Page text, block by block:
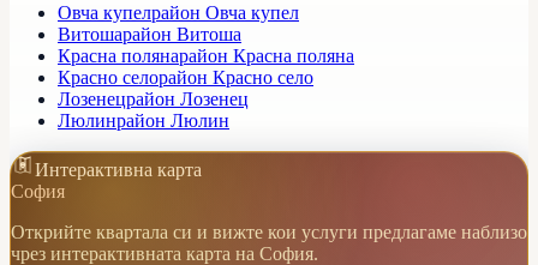
Овча купелрайон Овча купел
Витошарайон Витоша
Красна полянарайон Красна поляна
Красно селорайон Красно село
Лозенецрайон Лозенец
Люлинрайон Люлин
Интерактивна карта
София
Открийте квартала си и вижте кои услуги предлагаме наблизо
чрез интерактивната карта на София.